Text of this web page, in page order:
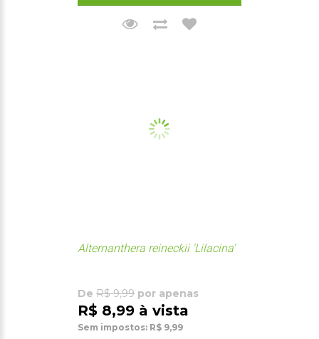
Alternanthera reineckii 'Lilacina'
De R$ 9,99 por apenas
R$ 8,99 à vista
Sem impostos: R$ 9,99